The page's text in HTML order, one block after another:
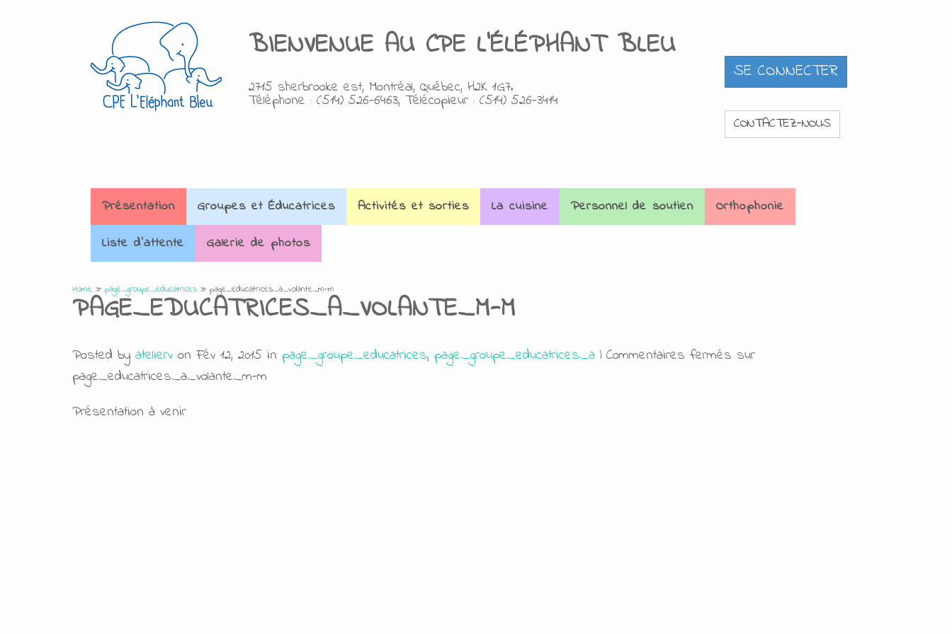
BIENVENUE AU CPE L'ÉLÉPHANT BLEU
2715 sherbrooke est, Montréal, Québec, H2K 1G7.
Téléphone : (514) 526-6463, Télécopieur : (514) 526-3414
CONTACTEZ-NOUS
Présentation Groupes et Éducatrices Activités et sorties La cuisine Personnel de soutien
Orthophonie
Liste d'attente
Galerie de photos
Home » page_groupe_educatrices » page_educatrices_a_volante_m-m
PAGE_EDUCATRICES_A_VOLANTE_M-M
Posted by atelierv on Fév 12, 2015 in page_groupe_educatrices, page_groupe_educatrices_a | Commentaires fermés sur
page_educatrices_a_volante_m-m
Présentation à venir